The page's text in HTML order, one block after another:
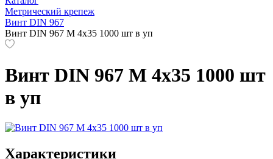
Метрический крепеж
Винт DIN 967
Винт DIN 967 М 4х35 1000 шт в уп
Винт DIN 967 М 4х35 1000 шт
в уп
Характеристики